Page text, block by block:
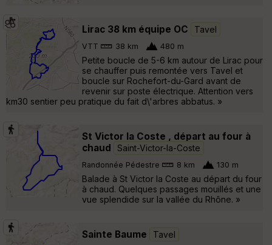
Lirac 38 km équipe OC Tavel
VTT 38 km 480 m
Petite boucle de 5-6 km autour de Lirac pour
se chauffer puis remontée vers Tavel et
boucle sur Rochefort-du-Gard avant de
revenir sur poste électrique. Attention vers
km30 sentier peu pratique du fait d\'arbres abbatus. »
St Victor la Coste , départ au four à
chaud
Saint-Victor-la-Coste
Randonnée Pédestre 8 km 130 m
Balade à St Victor la Coste au départ du four
à chaud. Quelques passages mouillés et une
vue splendide sur la vallée du Rhône. »
Sainte Baume Tavel